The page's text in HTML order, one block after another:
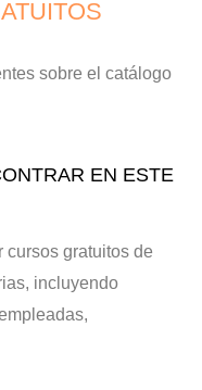
sobre el catálogo
EN ESTE
cursos gratuitos de
incluyendo